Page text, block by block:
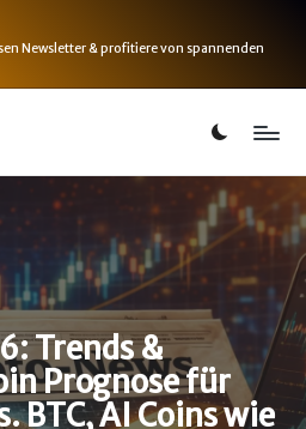
Newsletter & profitiere von spannenden
Trends &
Prognose für
BTC, AI Coins wie